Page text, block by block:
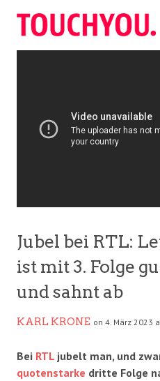
Jubel bei RTL:
ist mit 3. Folge
und sahnt ab
KARL KRONE on 4. März 2023
Bei RTL jubelt man, und
quotenstarke dritte Folge